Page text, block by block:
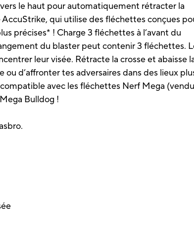
le haut pour automatiquement rétracter la
qui utilise des fléchettes conçues
précises* ! Charge 3 fléchettes à l’avant du
du blaster peut contenir 3 fléchettes.
leur visée. Rétracte la crosse et abaisse
d’affronter tes adversaires dans des lieux
avec les fléchettes Nerf Mega
Bulldog !